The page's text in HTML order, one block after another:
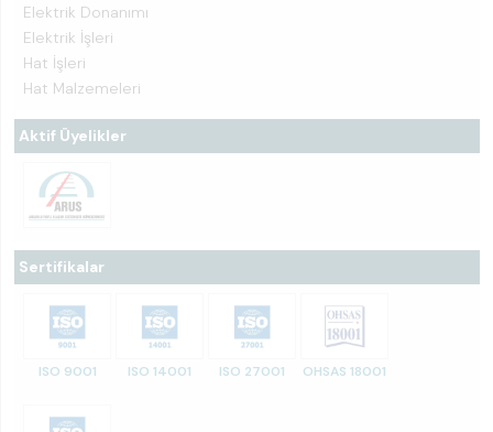
Elektrik Donanımı
Elektrik İşleri
Hat İşleri
Hat Malzemeleri
Aktif Üyelikler
Sertifikalar
ISO 9001 ISO 14001 ISO 27001 OHSAS 18001